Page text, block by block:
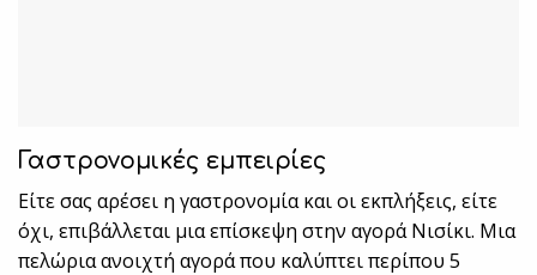
Γαστρονομικές εμπειρίες
Είτε σας αρέσει η γαστρονομία και οι εκπλήξεις, είτε
όχι, επιβάλλεται μια επίσκεψη στην αγορά Νισίκι. Μια
πελώρια ανοιχτή αγορά που καλύπτει περίπου 5